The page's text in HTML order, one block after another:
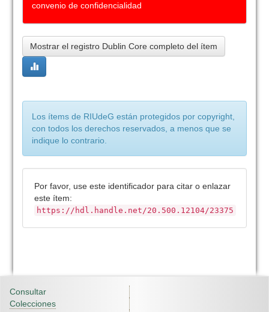
convenio de confidencialidad
Mostrar el registro Dublin Core completo del ítem
Los ítems de RIUdeG están protegidos por copyright,
con todos los derechos reservados, a menos que se
indique lo contrario.
Por favor, use este identificador para citar o enlazar
este ítem:
https://hdl.handle.net/20.500.12104/23375
Consultar
Colecciones